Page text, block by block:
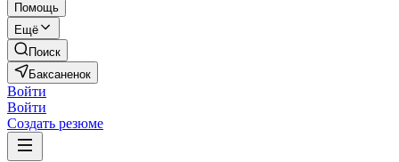
Помощь
Ещё
Поиск
Баксаненок
Войти
Войти
Создать резюме